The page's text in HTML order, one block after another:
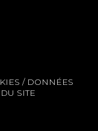
/ DONNÉES
SITE